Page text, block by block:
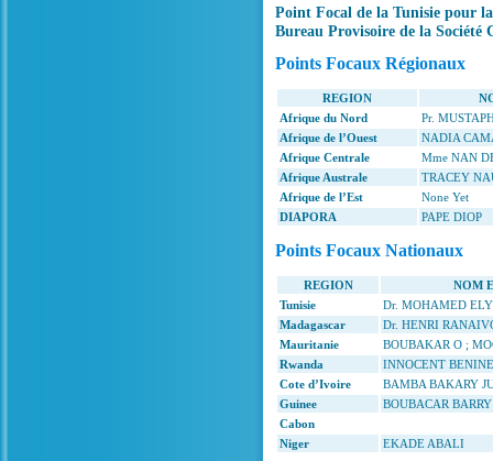
Point Focal de la Tunisie pour
Bureau Provisoire de la Société
Points Focaux Régionaux
REGION
Afrique du Nord
Pr.
Afrique de l’Ouest
NADIA
Afrique Centrale
Mme NAN
Afrique Australe
TRACEY
Afrique de l’Est
None Yet
DIAPORA
PAPE DIOP
Points Focaux Nationaux
REGION
NOM
Tunisie
Dr. MOHAMED
Madagascar
Dr. HENRI
Mauritanie
BOUBAKAR O ;
Rwanda
INNOCENT
Cote d’Ivoire
BAMBA BAKARY
Guinee
BOUBACAR BARRY
Cabon
Niger
EKADE ABALI